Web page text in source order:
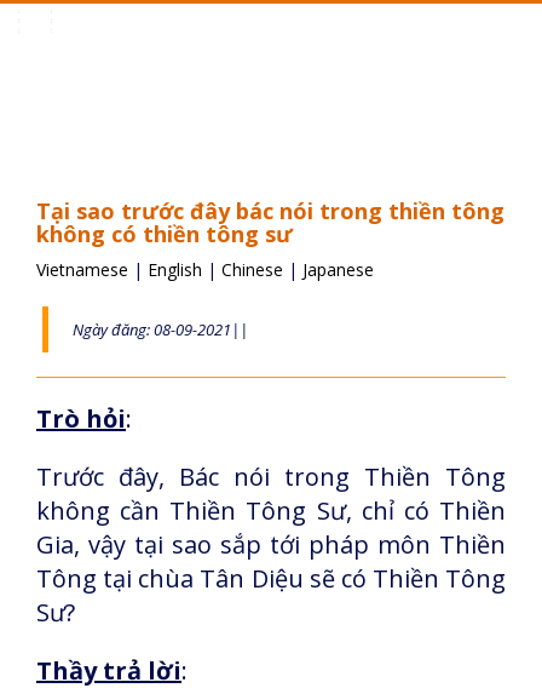
Tại sao trước đây bác nói trong thiền tông
không có thiền tông sư
Vietnamese | English | Chinese | Japanese
Ngày đăng: 08-09-2021||
Trò hỏi:
Trước đây, Bác nói trong Thiền Tông
không cần Thiền Tông Sư, chỉ có Thiền
Gia, vậy tại sao sắp tới pháp môn Thiền
Tông tại chùa Tân Diệu sẽ có Thiền Tông
Sư?
Thầy trả lời: